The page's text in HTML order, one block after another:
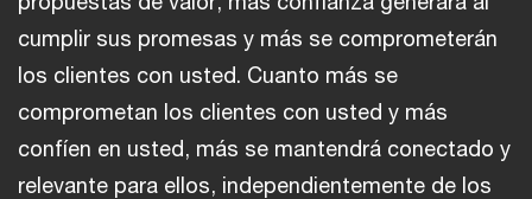
cumplir sus promesas y más se comprometerán
los clientes con usted. Cuanto más se
comprometan los clientes con usted y más
confíen en usted, más se mantendrá conectado y
relevante para ellos, independientemente de los